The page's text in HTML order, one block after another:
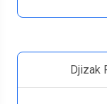
Djizak